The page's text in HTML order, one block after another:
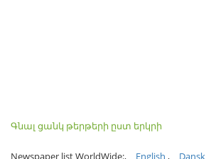
Գնալ ցանկ թերթերի ըստ երկրի
Newspaper list WorldWide: English Dansk